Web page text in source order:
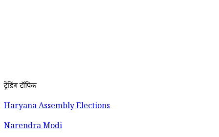
ट्रेंडिंग टॉपिक
Haryana Assembly Elections
Narendra Modi